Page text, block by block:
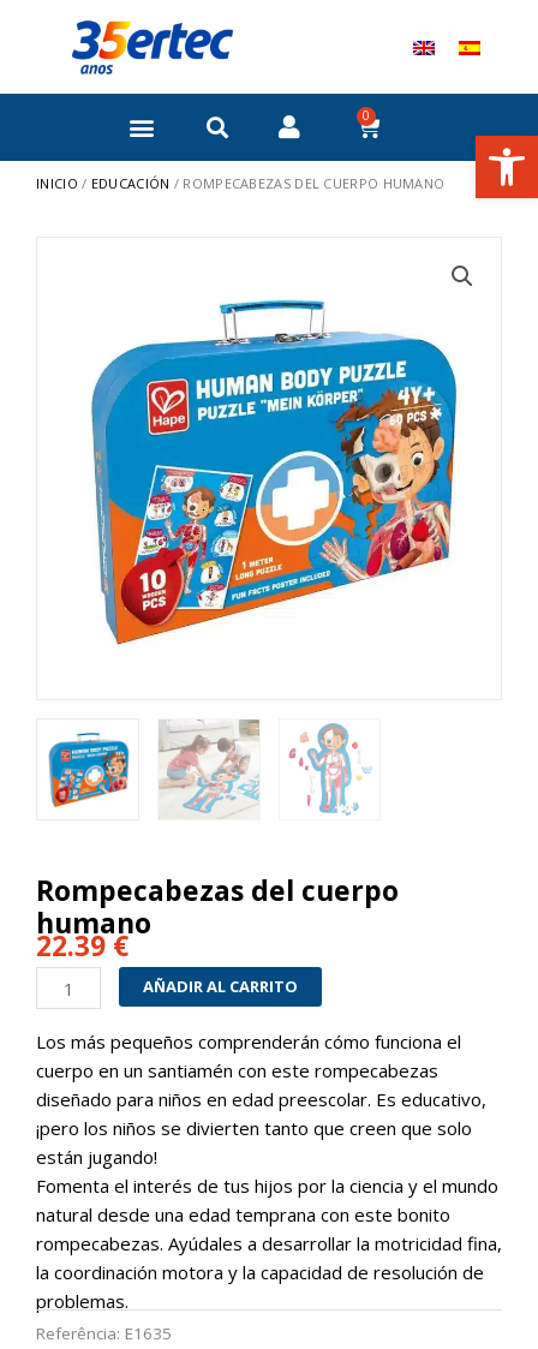
0
Carrito
INICIO / EDUCACIÓN / ROMPECABEZAS DEL CUERPO HUMANO
Rompecabezas del cuerpo
humano
22.39€
Rompecabezas
del
cuerpo
humano
cantidad
AÑADIR AL CARRITO
Los más pequeños comprenderán cómo funciona el
cuerpo en un santiamén con este rompecabezas
diseñado para niños en edad preescolar. Es educativo,
¡pero los niños se divierten tanto que creen que solo
están jugando!
Fomenta el interés de tus hijos por la ciencia y el mundo
natural desde una edad temprana con este bonito
rompecabezas. Ayúdales a desarrollar la motricidad fina,
la coordinación motora y la capacidad de resolución de
problemas.
Referência: E1635